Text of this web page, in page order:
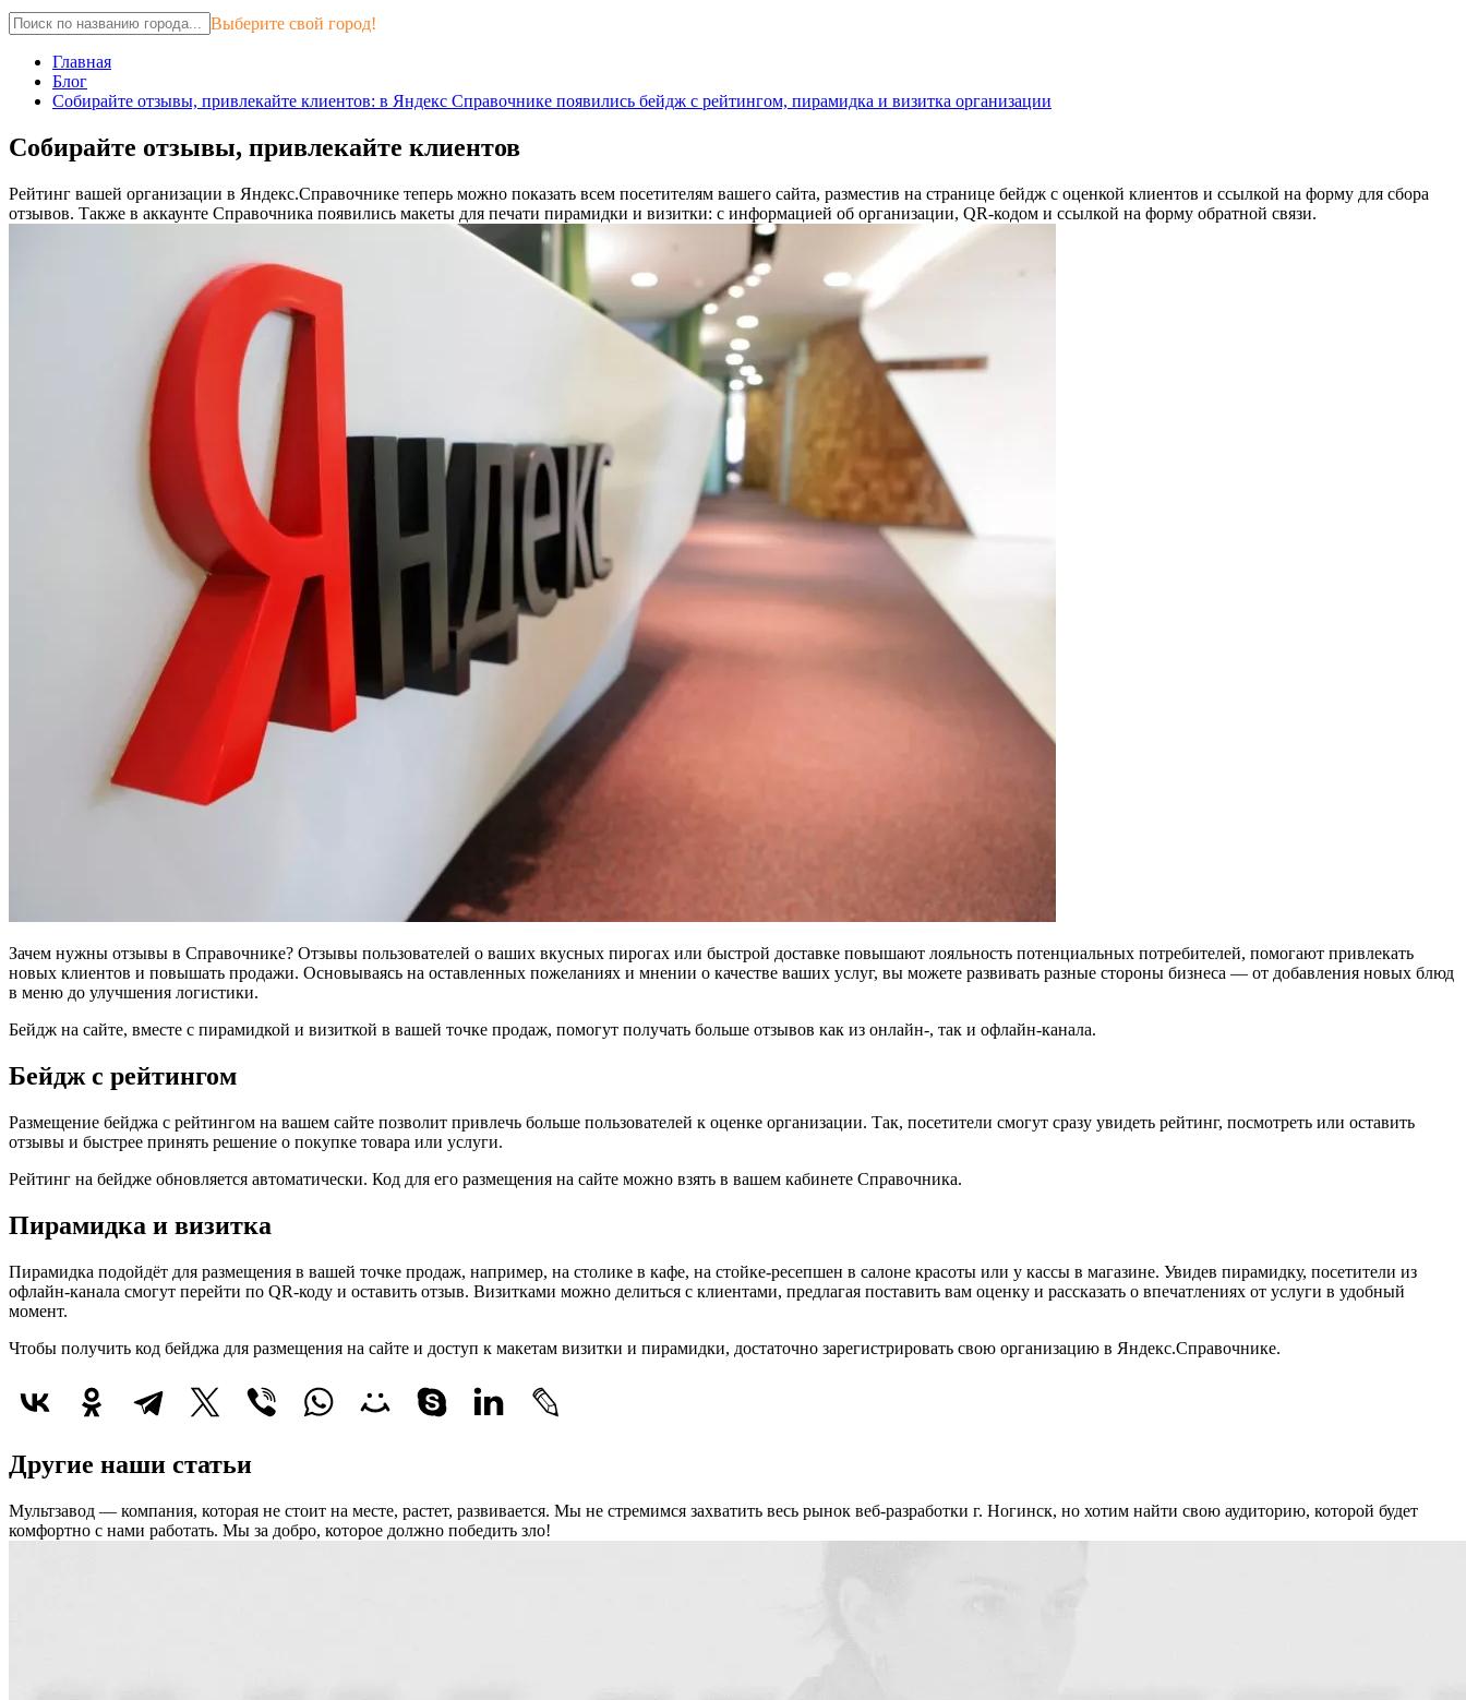
Выберите свой город!
Главная
Блог
Собирайте отзывы, привлекайте клиентов: в Яндекс Справочнике появились бейдж с рейтингом, пирамидка и визитка организации
Собирайте отзывы, привлекайте клиентов
Рейтинг вашей организации в Яндекс.Справочнике теперь можно показать всем посетителям вашего сайта, разместив на странице бейдж с оценкой клиентов и ссылкой на форму для сбора
отзывов. Также в аккаунте Справочника появились макеты для печати пирамидки и визитки: с информацией об организации, QR-кодом и ссылкой на форму обратной связи.
Зачем нужны отзывы в Справочнике? Отзывы пользователей о ваших вкусных пирогах или быстрой доставке повышают лояльность потенциальных потребителей, помогают привлекать
новых клиентов и повышать продажи. Основываясь на оставленных пожеланиях и мнении о качестве ваших услуг, вы можете развивать разные стороны бизнеса — от добавления новых блюд
в меню до улучшения логистики.
Бейдж на сайте, вместе с пирамидкой и визиткой в вашей точке продаж, помогут получать больше отзывов как из онлайн-, так и офлайн-канала.
Бейдж с рейтингом
Размещение бейджа с рейтингом на вашем сайте позволит привлечь больше пользователей к оценке организации. Так, посетители смогут сразу увидеть рейтинг, посмотреть или оставить
отзывы и быстрее принять решение о покупке товара или услуги.
Рейтинг на бейдже обновляется автоматически. Код для его размещения на сайте можно взять в вашем кабинете Справочника.
Пирамидка и визитка
Пирамидка подойдёт для размещения в вашей точке продаж, например, на столике в кафе, на стойке-ресепшен в салоне красоты или у кассы в магазине. Увидев пирамидку, посетители из
офлайн-канала смогут перейти по QR-коду и оставить отзыв. Визитками можно делиться с клиентами, предлагая поставить вам оценку и рассказать о впечатлениях от услуги в удобный
момент.
Чтобы получить код бейджа для размещения на сайте и доступ к макетам визитки и пирамидки, достаточно зарегистрировать свою организацию в Яндекс.Справочнике.
Другие наши статьи
Мультзавод — компания, которая не стоит на месте, растет, развивается. Мы не стремимся захватить весь рынок веб-разработки г. Ногинск, но хотим найти свою аудиторию, которой будет
комфортно с нами работать. Мы за добро, которое должно победить зло!